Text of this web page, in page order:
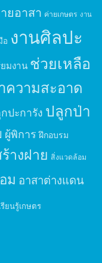
ยอาสา ค่ายเกษตร งาน
อ งานศิลปะ
มงาน ช่วยเหลือ
ความสะอาด
ปะการัง ปลูกป่า
ผู้พิการ ฝึกอบรม
างฝาย สิ่งแวดล้อม
ม อาสาต่างแดน
รียนรู้เกษตร